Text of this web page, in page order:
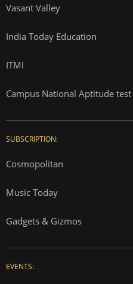
Vasant Valley
India Today Education
ITMI
Campus National Aptitude test
SUBSCRIPTION:
Cosmopolitan
Music Today
Gadgets & Gizmos
EVENTS: